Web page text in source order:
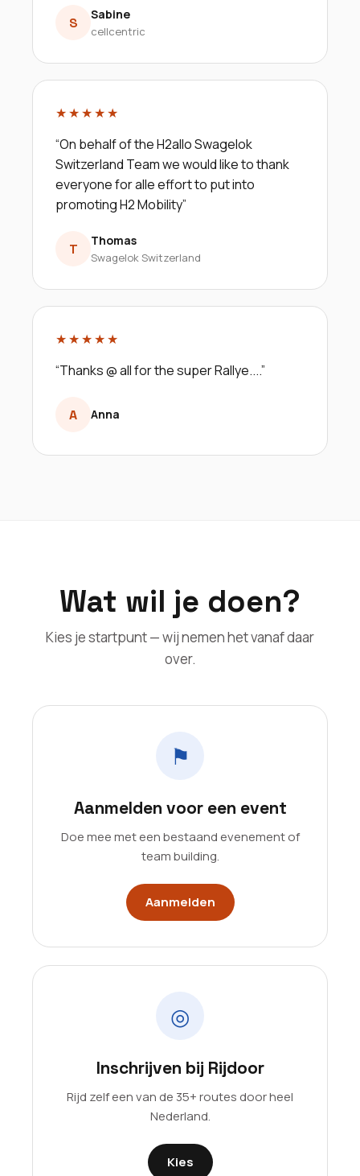
S Sabine
cellcentric
★★★★★
“On behalf of the H2allo Swagelok
Switzerland Team we would like to thank
everyone for alle effort to put into
promoting H2 Mobility”
T Thomas
Swagelok Switzerland
★★★★★
“Thanks @ all for the super Rallye....”
A Anna
Wat wil je doen?
Kies je startpunt — wij nemen het vanaf daar
over.
⚑
Aanmelden voor een event
Doe mee met een bestaand evenement of
team building.
Aanmelden
◎
Inschrijven bij Rijdoor
Rijd zelf een van de 35+ routes door heel
Nederland.
Kies